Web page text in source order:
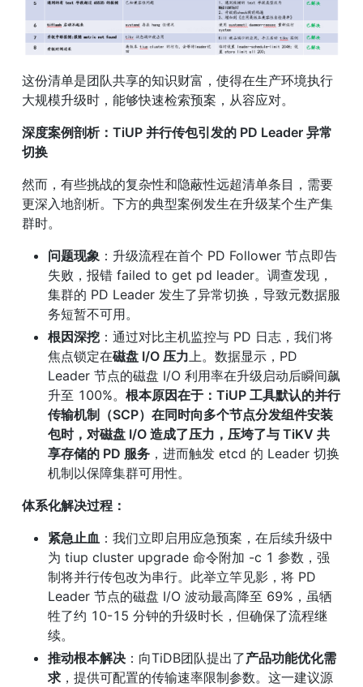
这份清单是团队共享的知识财富，使得在生产环境执行
大规模升级时，能够快速检索预案，从容应对。
深度案例剖析：TiUP 并行传包引发的 PD Leader 异常
切换
然而，有些挑战的复杂性和隐蔽性远超清单条目，需要
更深入地剖析。下方的典型案例发生在升级某个生产集
群时。
问题现象 ：升级流程在首个 PD Follower 节点即告
失败，报错 failed to get pd leader。调查发现，
集群的 PD Leader 发生了异常切换，导致元数据服
务短暂不可用。
根因深挖 ：通过对比主机监控与 PD 日志，我们将
焦点锁定在磁盘 I/O 压力 上。数据显示，PD
Leader 节点的磁盘 I/O 利用率在升级启动后瞬间飙
升至 100%。 根本原因在于：TiUP 工具默认的并行
传输机制（SCP）在同时向多个节点分发组件安装
包时，对磁盘 I/O 造成了压力，压垮了与 TiKV 共
享存储的 PD 服务 ，进而触发 etcd 的 Leader 切换
机制以保障集群可用性。
体系化解决过程：
紧急止血 ：我们立即启用应急预案，在后续升级中
为 tiup cluster upgrade 命令附加 -c 1 参数，强
制将并行传包改为串行。此举立竿见影，将 PD
Leader 节点的磁盘 I/O 波动最高降至 69%，虽牺
牲了约 10-15 分钟的升级时长，但确保了流程继
续。
推动根本解决 ：向TiDB团队提出了产品功能优化需
求 ，提供可配置的传输速率限制参数。这一建议源